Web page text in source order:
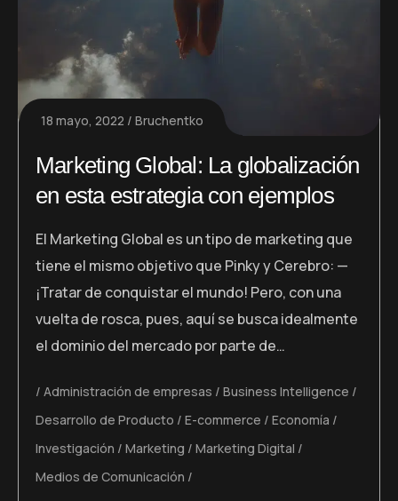
18 mayo, 2022 Bruchentko
Marketing Global: La globalización
en esta estrategia con ejemplos
El Marketing Global es un tipo de marketing que
tiene el mismo objetivo que Pinky y Cerebro: —
¡Tratar de conquistar el mundo! Pero, con una
vuelta de rosca, pues, aquí se busca idealmente
el dominio del mercado por parte de…
Administración de empresas
Business Intelligence
Desarrollo de Producto
E-commerce
Economía
Investigación
Marketing
Marketing Digital
Medios de Comunicación